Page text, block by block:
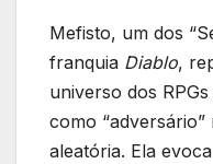
Mefisto, um dos
franquia Diablo,
universo dos
como
aleatória. Ela